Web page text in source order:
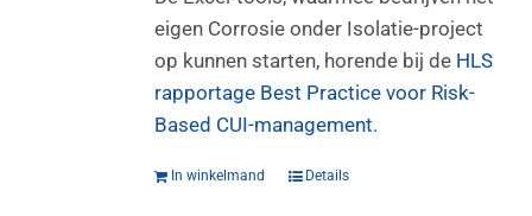
eigen Corrosie onder Isolatie-project
op kunnen starten, horende bij de HLS
rapportage Best Practice voor Risk-
Based CUI-management.
In winkelmand Details